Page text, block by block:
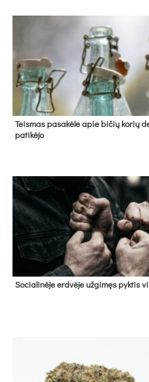
Teis­mas pa­sa­kė­le apie bi­čių ko­rių
pa­ti­kė­jo
So­cia­li­nė­je erd­vė­je už­gi­męs pyk­tis